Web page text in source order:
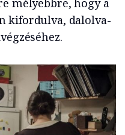
mélyebbre, hogy a
kifordulva, dalolva-